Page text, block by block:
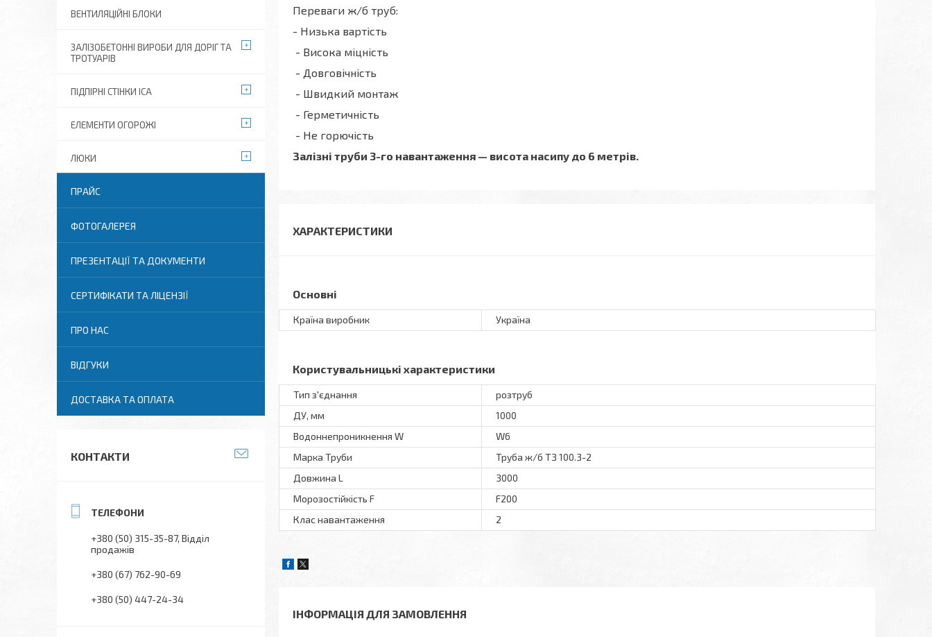
Переваги ж/б труб:
- Низька вартість
- Висока міцність
- Довговічність
- Швидкий монтаж
- Герметичність
- Не горючість
Залізні труби 3-го навантаження — висота насипу до 6 метрів.
ХАРАКТЕРИСТИКИ
Основні
Країна виробник Україна
Користувальницькі характеристики
Тип з'єднання
розтруб
ДУ, мм
1000
Водоннепроникнення W
W6
Марка Труби
Труба ж/б ТЗ 100.3-2
Довжина L
3000
Морозостійкість F
F200
Клас навантаження
2
ІНФОРМАЦІЯ ДЛЯ ЗАМОВЛЕННЯ
ВЕНТИЛЯЦІЙНІ БЛОКИ
ЗАЛІЗОБЕТОННІ ВИРОБИ ДЛЯ ДОРІГ ТА
ТРОТУАРІВ
ПІДПІРНІ СТІНКИ ІСА
ЕЛЕМЕНТИ ОГОРОЖІ
ЛЮКИ
ПРАЙС
ФОТОГАЛЕРЕЯ
ПРЕЗЕНТАЦІЇ ТА ДОКУМЕНТИ
СЕРТИФІКАТИ ТА ЛІЦЕНЗІЇ
ПРО НАС
ВІДГУКИ
ДОСТАВКА ТА ОПЛАТА
КОНТАКТИ
+380 (50) 315-35-87 Відділ
продажів
+380 (67) 762-90-69
+380 (50) 447-24-34